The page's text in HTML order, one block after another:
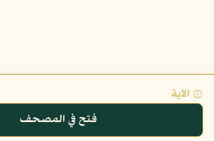
۞ الآية
فتح في المصحف